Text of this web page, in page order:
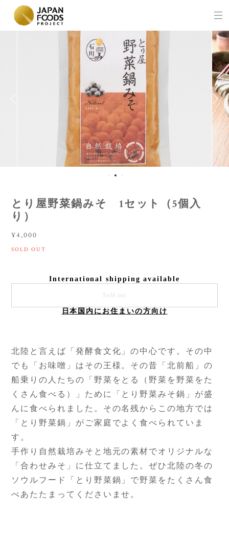
とり屋野菜鍋みそ 1セット（5個入
り）
¥4,000
SOLD OUT
International shipping available
Sold out
日本国内にお住まいの方向け
北陸と言えば「発酵食文化」の中心です。その中
でも「お味噌」はその王様。その昔「北前船」の
船乗りの人たちの「野菜をとる（野菜を野菜をた
くさん食べる）」ために「とり野菜みそ鍋」が盛
んに食べられました。その名残からこの地方では
「とり野菜鍋」がご家庭でよく食べられていま
す。
手作り自然栽培みそと地元の素材でオリジナルな
「合わせみそ」に仕立てました。ぜひ北陸の冬の
ソウルフード「とり野菜鍋」で野菜をたくさん食
べあたたまってくださいませ。